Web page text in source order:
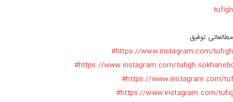
توفیق
https://www.instagram.com/
https://www.instagram.com/
https://www.instagram.com/
https://www.instagram.com/